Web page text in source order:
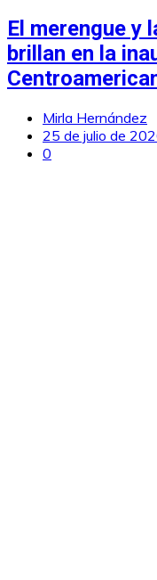
El merengue y
brillan en la
Mirla Hernández
25 de julio de
0